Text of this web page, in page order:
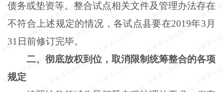
债务或垫资等。整合试点相关文件及管理办法存在
不符合上述规定的情况，各试点县要在2019年3月
31日前修订完毕。
二、彻底放权到位，取消限制统筹整合的各项
规定